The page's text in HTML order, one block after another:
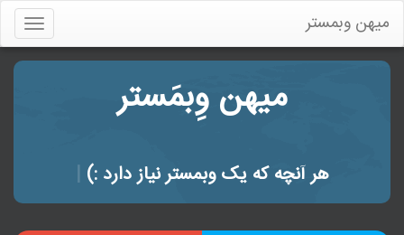
میهن وبمستر
میهن وِبمَستر
هر آنچه که یک وبمستر نیاز دارد :) |